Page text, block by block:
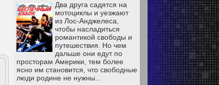
Два друга садятся на
мотоциклы и уезжают
из Лос-Анджелеса,
чтобы насладиться
романтикой свободы и
путешествия. Но чем
дальше они едут по
просторам Америки, тем более
ясно им становится, что свободные
люди родине не нужны...